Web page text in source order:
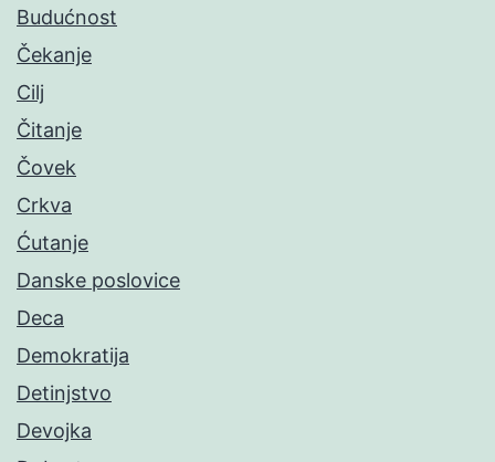
Budućnost
Čekanje
Cilj
Čitanje
Čovek
Crkva
Ćutanje
Danske poslovice
Deca
Demokratija
Detinjstvo
Devojka